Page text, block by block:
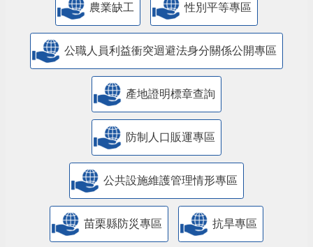
農業缺工 性別平等專區
公職人員利益衝突迴避法身分關係公開專區
產地證明標章查詢
防制人口販運專區
​公共設施維護管理情形專區
苗栗縣防災專區 抗旱專區